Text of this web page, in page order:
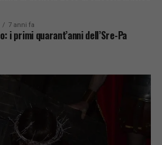
7 anni fa
i primi quarant’anni dell’Sre-Pa